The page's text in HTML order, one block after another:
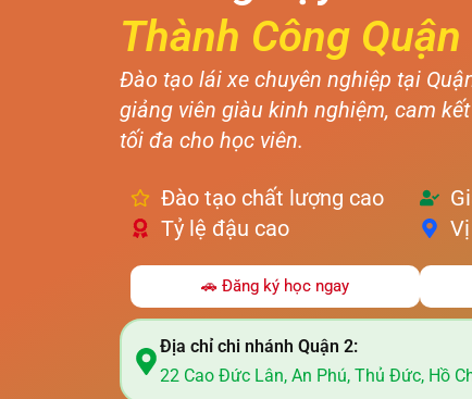
Thành Công Quận
Đào tạo lái xe chuyên nghiệp tại
giảng viên giàu kinh nghiệm, cam
tối đa cho học viên.
Đào tạo chất lượng cao
Tỷ lệ đậu cao
🚗 Đăng ký học ngay
Địa chỉ chi nhánh Quận 2:
22 Cao Đức Lân, An Phú, Thủ Đức, Hồ